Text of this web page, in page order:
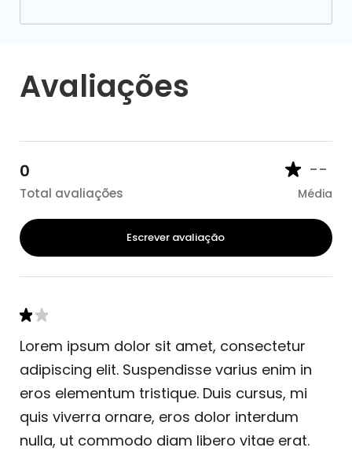
Avaliações
0
Total avaliações
--
Média
Escrever avaliação
Lorem ipsum dolor sit amet, consectetur
adipiscing elit. Suspendisse varius enim in
eros elementum tristique. Duis cursus, mi
quis viverra ornare, eros dolor interdum
nulla, ut commodo diam libero vitae erat.